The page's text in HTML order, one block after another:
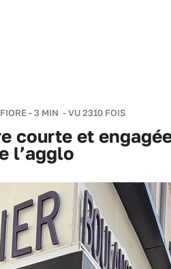
-3 MIN - VU 2310 FOIS
courte et
l’agglo